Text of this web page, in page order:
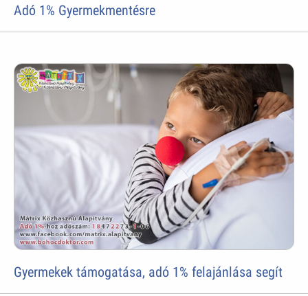
Adó 1% Gyermekmentésre
Gyermekek támogatása, adó 1% felajánlása segít